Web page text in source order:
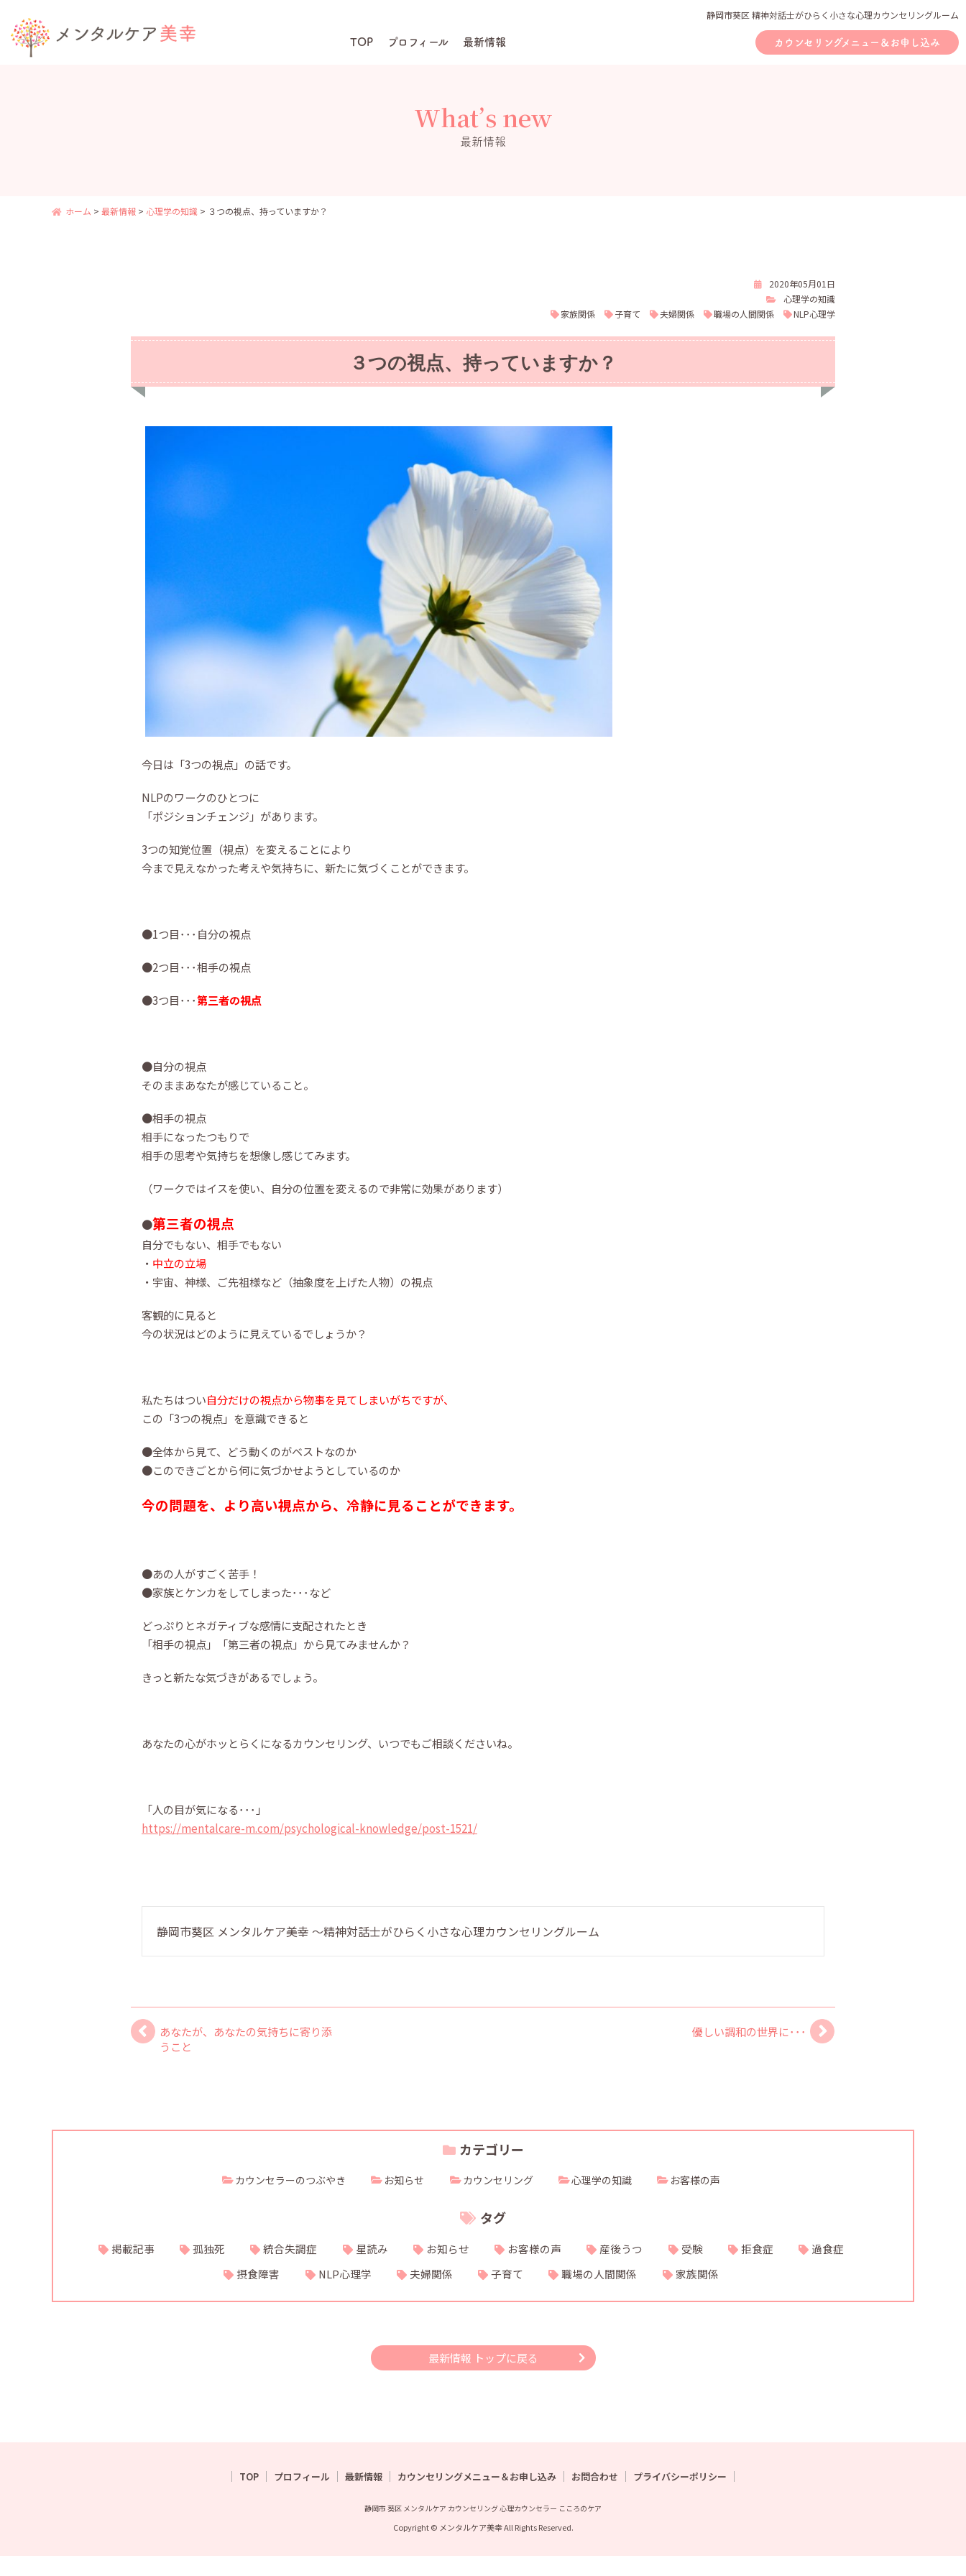
静岡市葵区 精神対話士がひらく小さな心理カウンセリングルーム
TOP プロフィール 最新情報 カウンセリングメニュー＆お申し込み
What’s new
最新情報
ホーム > 最新情報 > 心理学の知識 > ３つの視点、持っていますか？
2020年05月01日
心理学の知識
家族関係
子育て 夫婦関係 職場の人間関係 NLP心理学
３つの視点、持っていますか？
今日は「3つの視点」の話です。
NLPのワークのひとつに
「ポジションチェンジ」があります。
3つの知覚位置（視点）を変えることにより
今まで見えなかった考えや気持ちに、新たに気づくことができます。
●1つ目･･･自分の視点
●2つ目･･･相手の視点
●3つ目･･･第三者の視点
●自分の視点
そのままあなたが感じていること。
●相手の視点
相手になったつもりで
相手の思考や気持ちを想像し感じてみます。
（ワークではイスを使い、自分の位置を変えるので非常に効果があります）
●第三者の視点
自分でもない、相手でもない
・ 中立の立場
・宇宙、神様、ご先祖様など（抽象度を上げた人物）の視点
客観的に見ると
今の状況はどのように見えているでしょうか？
私たちはつい自分だけの視点から物事を見てしまいがちですが、
この「3つの視点」を意識できると
●全体から見て、どう動くのがベストなのか
●このできごとから何に気づかせようとしているのか
今の問題を、より高い視点から、冷静に見ることができます。
●あの人がすごく苦手！
●家族とケンカをしてしまった･･･など
どっぷりとネガティブな感情に支配されたとき
「相手の視点」「第三者の視点」から見てみませんか？
きっと新たな気づきがあるでしょう。
あなたの心がホッとらくになるカウンセリング、いつでもご相談くださいね。
「人の目が気になる･･･」
https://mentalcare-m.com/psychological-knowledge/post-1521/
静岡市葵区 メンタルケア美幸 〜精神対話士がひらく小さな心理カウンセリングルーム
あなたが、あなたの気持ちに寄り添
うこと
優しい調和の世界に･･･
カテゴリー
カウンセラーのつぶやき お知らせ カウンセリング 心理学の知識 お客様の声
タグ
掲載記事 孤独死 統合失調症 星読み お知らせ お客様の声 産後うつ 受験 拒食症
過食症
摂食障害
NLP心理学 夫婦関係 子育て 職場の人間関係 家族関係
最新情報 トップに戻る
TOP プロフィール 最新情報 カウンセリングメニュー＆お申し込み お問合わせ プライバシーポリシー
静岡市 葵区 メンタルケア カウンセリング 心理カウンセラー こころのケア
Copyright © メンタルケア美幸 All Rights Reserved.